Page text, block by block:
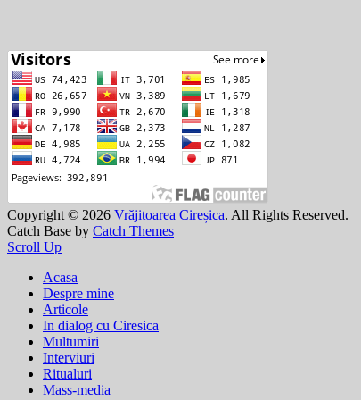
Copyright © 2026 Vrăjitoarea Cireșica. All Rights Reserved.
Catch Base by Catch Themes
Scroll Up
Acasa
Despre mine
Articole
In dialog cu Ciresica
Multumiri
Interviuri
Ritualuri
Mass-media